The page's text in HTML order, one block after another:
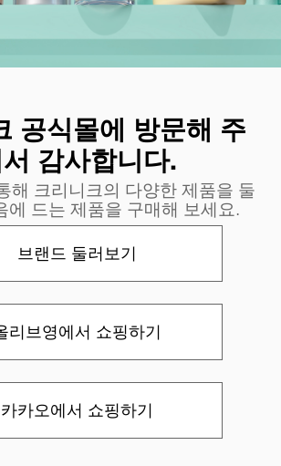
공식몰에 방문해 주
감사합니다.
해 크리니크의 다양한 제품을 둘
에 드는 제품을 구매해 보세요.
브랜드 둘러보기
리브영에서 쇼핑하기
카카오에서 쇼핑하기